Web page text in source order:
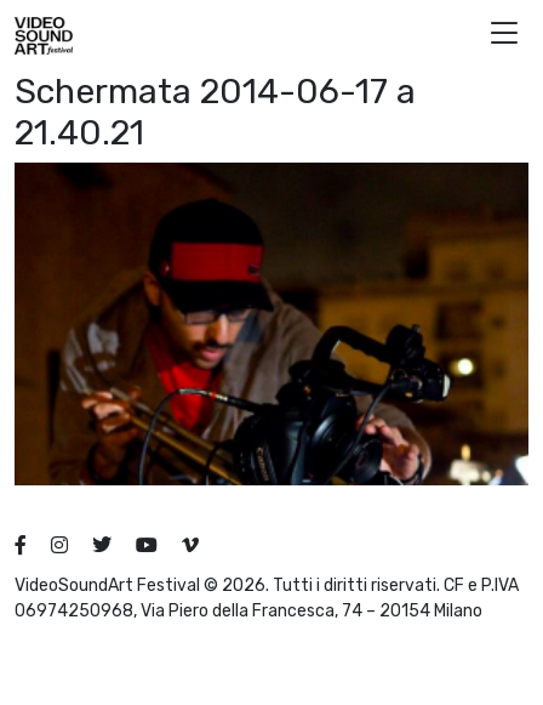
Vai al contenuto
Video Sound Art
Schermata 2014-06-17 a
21.40.21
VideoSoundArt Festival © 2026. Tutti i diritti riservati. CF e P.IVA
06974250968, Via Piero della Francesca, 74 – 20154 Milano